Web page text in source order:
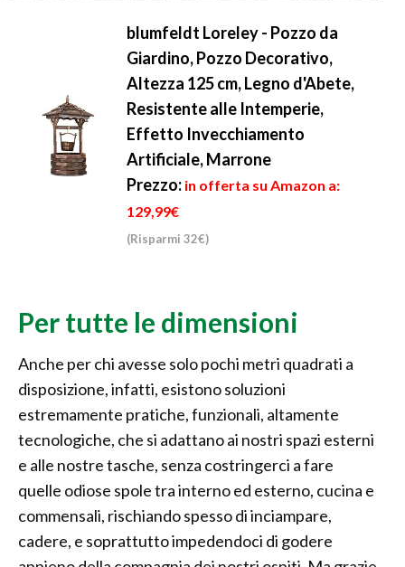
blumfeldt Loreley - Pozzo da
Giardino, Pozzo Decorativo,
Altezza 125 cm, Legno d'Abete,
Resistente alle Intemperie,
Effetto Invecchiamento
Artificiale, Marrone
Prezzo: in offerta su Amazon a:
129,99€
(Risparmi 32€)
Per tutte le dimensioni
Anche per chi avesse solo pochi metri quadrati a
disposizione, infatti, esistono soluzioni
estremamente pratiche, funzionali, altamente
tecnologiche, che si adattano ai nostri spazi esterni
e alle nostre tasche, senza costringerci a fare
quelle odiose spole tra interno ed esterno, cucina e
commensali, rischiando spesso di inciampare,
cadere, e soprattutto impedendoci di godere